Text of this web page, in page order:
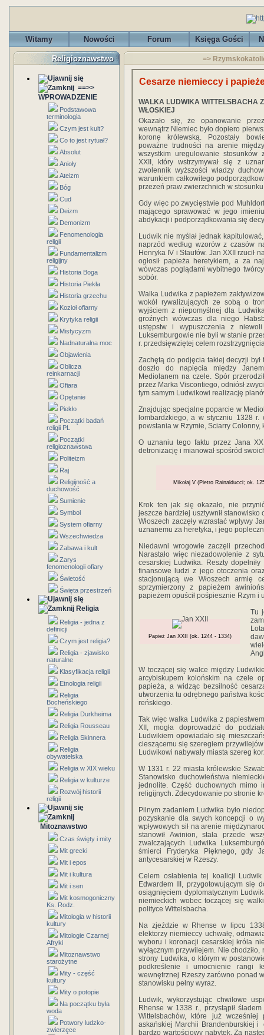
Witamy Nowości Forum Księga Gości
Religioznawstwo
==>>
WPROWADZENIE
Podstawowa
terminologia
Czym jest kult?
Co to jest rytuał?
Absolut
Anioły
Ateizm
Bóg
Cud
Deizm
Demonizm
Fenomenologia
religii
Fundamentalizm
religijny
Historia Boga
Historia Piekła
Historia grzechu
Kozioł ofiarny
Krytyka religii
Mistycyzm
Nadnaturalna moc
Objawienia
Oblicza
reinkarnacji
Ofiara
Opętanie
Piekło
Początki badań
religii PL
Początki
religioznawstwa
Politeizm
Raj
Religijność a
duchowość
Sumienie
Symbol
System ofiarny
Wszechwiedza
Zabawa i kult
Zarys
fenomenologii ofiary
Świetość
Święta przestrzeń
Religia
Religia - jedna z
definicji
Czym jest religia?
Religia - zjawisko
naturalne
Klasyfikacja religii
Etnologia religii
Religia
Bocheńskiego
Religia Durkheima
Religia Rousseau
Religia Skinnera
Religia
obywatelska
Religia w XIX wieku
Religia w kulturze
Rozwój historii
religii
Mitoznawstwo
Czas święty i mity
Mit grecki
Mit i epos
Mit i kultura
Mit i sen
Mit kosmogoniczny
Ks. Rodz.
Mitologia w historii
kultury
Mitologie Czarnej
Afryki
Mitoznawstwo
starożytne
Mity - część
kultury
Mity o potopie
Na początku była
woda
Potwory ludzko-
zwierzęce
=>
Cesarze niemieccy i
WALKA LUDWIKA WITTELSBACHA
WŁOSKIEJ
Okazało się, że opanowanie
wewnątrz Niemiec było dopiero
koronę królewską. Pozostały
poważne trudności na arenie
wszystkim uregulowanie stosunków
XXII, który wstrzymywał się z
zwolennik wyższości władzy
warunkiem całkowitego
przezeń praw zwierzchnich w stosunku
Gdy więc po zwycięstwie pod
mającego sprawować w jego
abdykacji i podporządkowania się
Ludwik nie myślał jednak
naprzód według wzorów z czasów
Henryka IV i Staufów. Jan XXII rzucił
ogłosił papieża heretykiem, a za
wówczas poglądami wybitnego
sobór.
Walka Ludwika z papieżem
wokół rywalizujących ze sobą o
wyjściem z niepomyślnej dla
groźnych wówczas dla niego
ustępstw i wypuszczenia z
Luksemburgowie nie byli w stanie
r. przedsięwziętej celem
Zachętą do podjęcia takiej decyzji
doszło do napięcia między
Mediolanem na czele. Spór
przez Marka Viscontiego, odniósł
tym samym Ludwikowi realizację
Znajdując specjalne poparcie w
lombardzkiego, a w styczniu 1328 r.
powstania w Rzymie, Sciarry Colonny,
O uznaniu tego faktu przez Jana
detronizację i mianował spośród
Mikołaj V (Pietro Rainalducci; ok.
Krok ten jak się okazało, nie
jeszcze bardziej usztywnił
Włoszech zaczęły wzrastać wpływy
uznanemu za heretyka, i jego
Niedawni wrogowie zaczęli
Narastało więc niezadowolenie z
cesarskiej Ludwika. Reszty
finansowe ludzi z jego otoczenia
stacjonującą we Włoszech armię
sprzymierzony z papieżem
papieżem opuścił pośpiesznie Rzym i
Papież Jan XXII (ok. 1244 - 1334)
Tu
W toczącej się walce między
arcybiskupem kolońskim na czele
papieża, a widząc bezsilność
utworzenia tu odrębnego państwa
reńskiego.
Tak więc walka Ludwika z
XII, mogła doprowadzić do
Ludwikiem opowiadało się
cieszącemu się szeregiem
Ludwikowi nabywały miasta szereg
W 1331 r. 22 miasta królewskie
Stanowisko duchowieństwa
jednolite. Część duchownych mimo
religijnych. Zdecydowanie po stronie
Pilnym zadaniem Ludwika było
pozyskanie dla swych koncepcji o
wpływowych sił na arenie
stanowił Awinion, stała przede
zwalczających Ludwika
śmierci Fryderyka Pięknego, gdy
antycesarskiej w Rzeszy.
Celem osłabienia tej koalicji
Edwardem III, przygotowującym się
osiągnięciem dyplomatycznym
niemieckich wobec toczącej się
polityce Wittelsbacha.
Na zjeździe w Rhense w lipcu
elektorzy niemieccy uchwałę,
wyboru i koronacji cesarskiej króla
wyłącznym przywilejem. Nie
strony Ludwika, o którym w
podkreślenie i umocnienie rangi
wewnętrznej Rzeszy zarówno ponad
stanowisku pełny wyraz.
Ludwik, wykorzystując chwilowe
Rhense w 1338 r., przystąpił
Wittelsbachów, które już
askańskiej Marchii Brandenburskiej i
bardzo wartościowy nabytek. Za